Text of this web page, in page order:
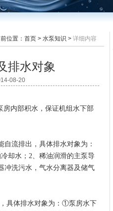
位置： 首页 > 水泵知识 > 详细内容
排水对象
08-20
房内部积水，保证机组水下部
流排出，具体排水对象为：
却水；2、稀油润滑的主泵导
冲洗污水，气水分离器及储气
具体排水对象为：①泵房水下